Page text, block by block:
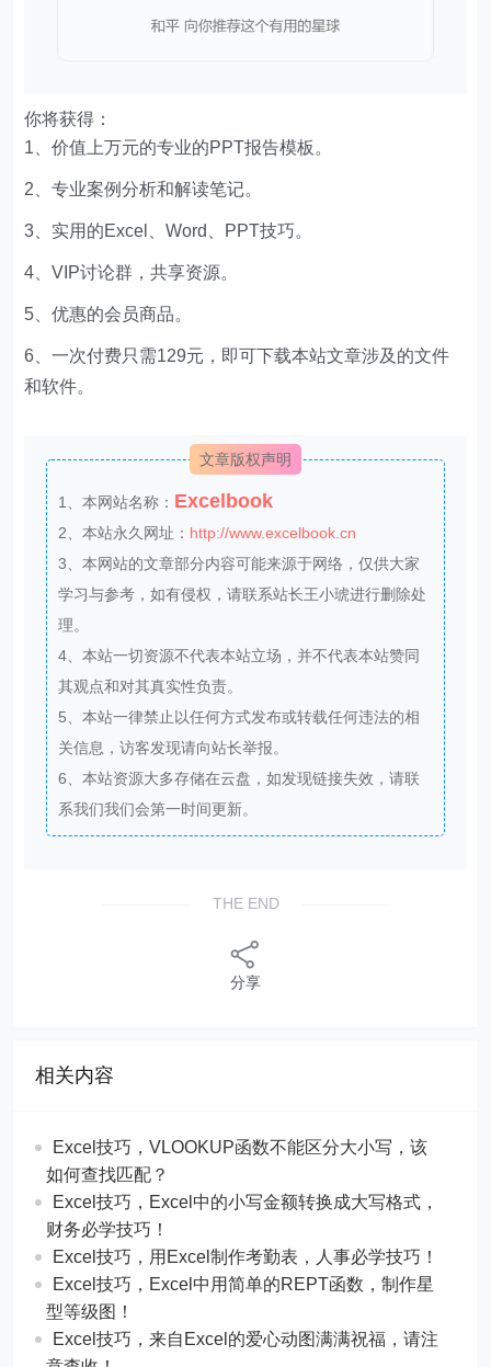
你将获得：
1、价值上万元的专业的PPT报告模板。
2、专业案例分析和解读笔记。
3、实用的Excel、Word、PPT技巧。
4、VIP讨论群，共享资源。
5、优惠的会员商品。
6、一次付费只需129元，即可下载本站文章涉及的文件
和软件。
文章版权声明
1、本网站名称： Excelbook
2、本站永久网址： http://www.excelbook.cn
3、本网站的文章部分内容可能来源于网络，仅供大家
学习与参考，如有侵权，请联系站长王小琥进行删除处
理。
4、本站一切资源不代表本站立场，并不代表本站赞同
其观点和对其真实性负责。
5、本站一律禁止以任何方式发布或转载任何违法的相
关信息，访客发现请向站长举报。
6、本站资源大多存储在云盘，如发现链接失效，请联
系我们我们会第一时间更新。
THE END
分享
相关内容
Excel技巧，​​VLOOKUP函数不能区分大小写，该
如何查找匹配？
​​Excel技巧，Excel中的小写金额转换成大写格式，
财务必学技巧！
​​Excel技巧，用Excel制作考勤表，人事必学技巧！
Excel技巧，​​Excel中用简单的REPT函数，制作星
型等级图！
Excel技巧，来自Excel的爱心动图满满祝福，请注